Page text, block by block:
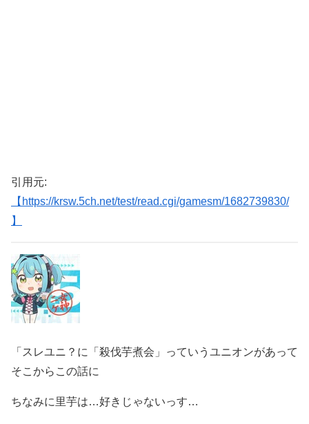
引用元:
【https://krsw.5ch.net/test/read.cgi/gamesm/1682739830/
】
「スレユニ？に「殺伐芋煮会」っていうユニオンがあって
そこからこの話に
ちなみに里芋は…好きじゃないっす…